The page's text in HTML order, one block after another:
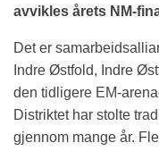
avvikles årets NM-
Det er
Indre Østfold, Indre
den tidligere EM-
Distriktet har stolte
gjennom mange år.